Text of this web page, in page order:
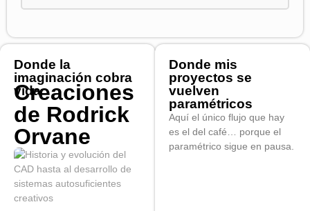
Donde la
imaginación cobra
vida
Creaciones
de Rodrick
Orvane
Donde mis
proyectos se
vuelven
paramétricos
Aquí el único flujo que hay
es el del café… porque el
paramétrico sigue en pausa.